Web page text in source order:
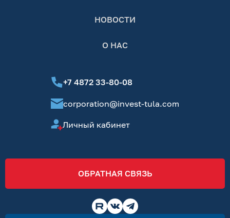
НОВОСТИ
О НАС
+7 4872 33-80-08
corporation@invest-tula.com
Личный кабинет
ОБРАТНАЯ СВЯЗЬ